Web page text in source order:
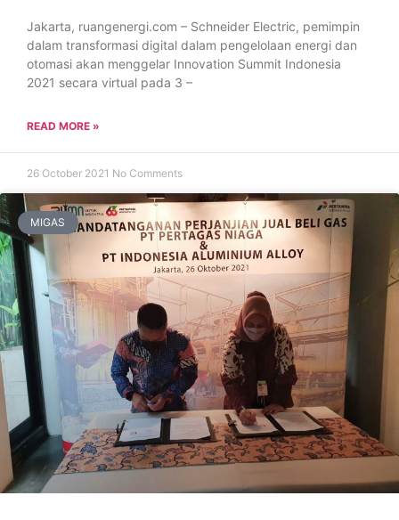
Jakarta, ruangenergi.com – Schneider Electric, pemimpin
dalam transformasi digital dalam pengelolaan energi dan
otomasi akan menggelar Innovation Summit Indonesia
2021 secara virtual pada 3 –
READ MORE »
26 October 2021 No Comments
MIGAS